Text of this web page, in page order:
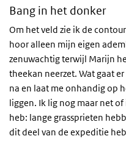
Bang in het donker
Om het veld zie ik de
hoor alleen mijn eigen
zenuwachtig terwijl Marijn
theekan neerzet. Wat gaat
na en laat me onhandig op
liggen. Ik lig nog maar net
heb: lange grassprieten
dit deel van de expeditie